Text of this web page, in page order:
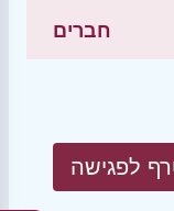
חברים
לפגישה